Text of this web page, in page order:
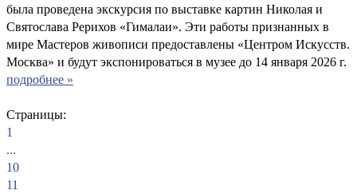
была проведена экскурсия по выставке картин Николая и
Святослава Рерихов «Гималаи». Эти работы признанных в
мире Мастеров живописи предоставлены «Центром Искусств.
Москва» и будут экспонироваться в музее до 14 января 2026 г.
подробнее »
Страницы:
1
...
10
11